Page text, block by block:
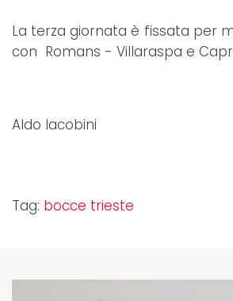
La terza giornata è fissata per
con Romans - Villaraspa e
Aldo Iacobini
Tag: bocce trieste